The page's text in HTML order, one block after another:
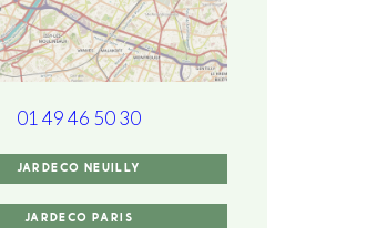
01 49 46 50 30
JARDECO NEUILLY
JARDECO PARIS